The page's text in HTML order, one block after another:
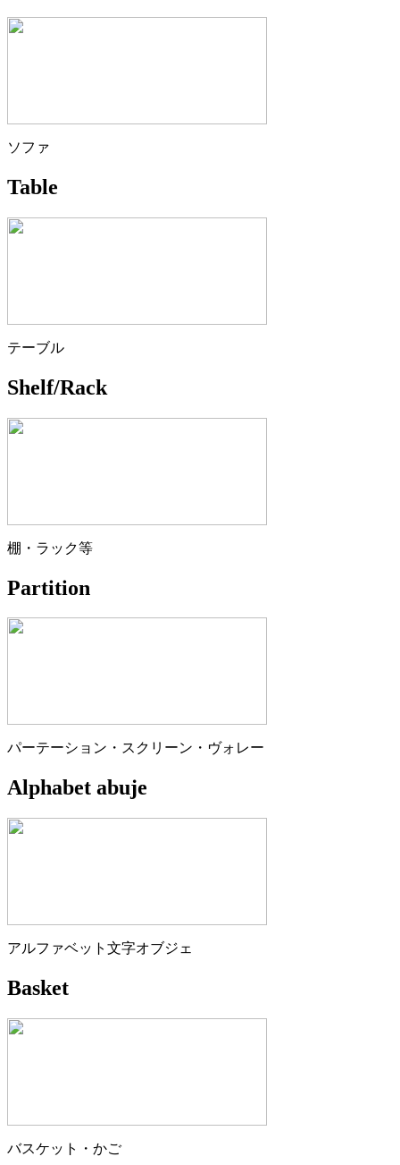
ソファ
Table
テーブル
Shelf/Rack
棚・ラック等
Partition
パーテーション・スクリーン・ヴォレー
Alphabet abuje
アルファベット文字オブジェ
Basket
バスケット・かご